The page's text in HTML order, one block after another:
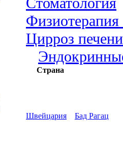
Физиотерапия
Цирроз печени
Страна
Швейцария Бад Рагац